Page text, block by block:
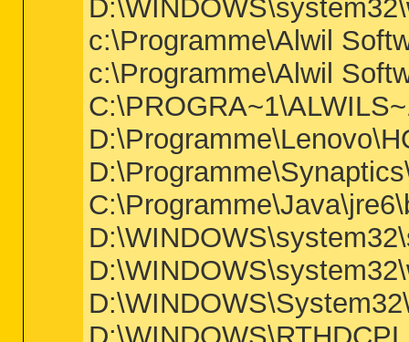
c:\Programme\Alwil
c:\Programme\Alwil